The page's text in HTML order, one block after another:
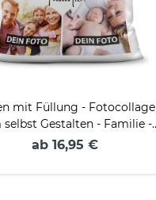
mit Füllung - Fotocollage
selbst Gestalten - Familie -
mit vier Fotos
ab 16,95 €